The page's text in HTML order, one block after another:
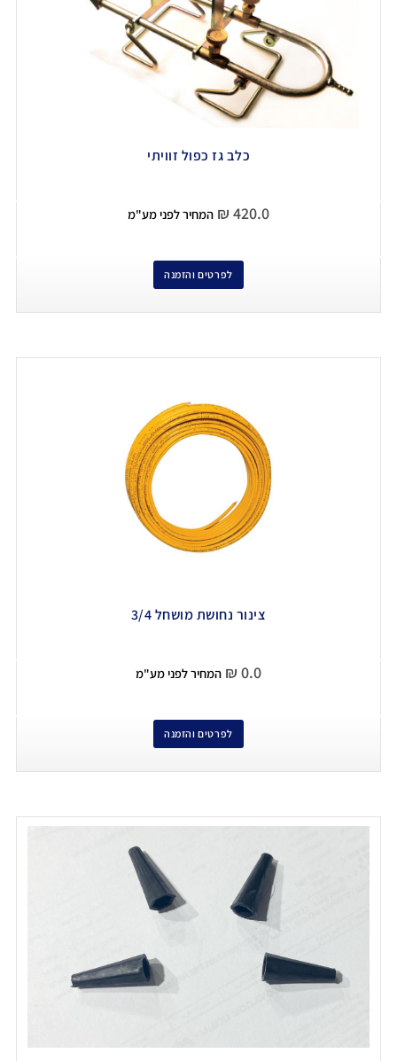
כלב גז כפול זוויתי
₪ 420.0 המחיר לפני מע"מ
לפרטים והזמנה
צינור נחושת מושחל 3/4
₪ 0.0 המחיר לפני מע"מ
לפרטים והזמנה